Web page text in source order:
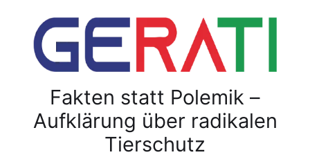
Fakten statt Polemik –
Aufklärung über radikalen
Tierschutz